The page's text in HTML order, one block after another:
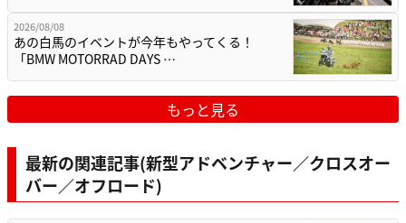
2026/08/08
あの白馬のイベントが今年もやってくる！
「BMW MOTORRAD DAYS …
もっと見る
最新の関連記事(新型アドベンチャー／クロスオー
バー／オフロード)